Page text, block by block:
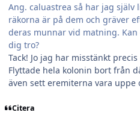
Ang. caluastrea så har jag
räkorna är på dem och gräver
deras munnar vid matning.
dig tro?
Tack! Jo jag har misstänkt
Flyttade hela kolonin bort från
även sett eremiterna vara uppe
Citera